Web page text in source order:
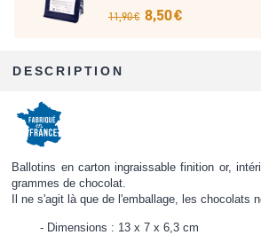
11,90 € 8,50 €
DESCRIPTION
Ballotins en carton ingraissable finition or,
grammes de chocolat.
Il ne s'agit là que de l'emballage, les chocolats
Dimensions : 13 x 7 x 6,3 cm